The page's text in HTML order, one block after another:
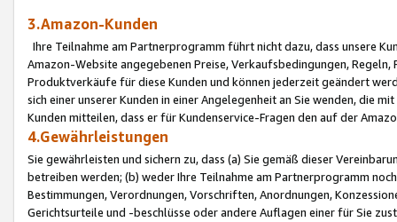
3.Amazon-Kunden
Ihre Teilnahme am Partnerprogramm führt nicht dazu, dass unsere
Amazon-Website angegebenen Preise, Verkaufsbedingungen,
Produktverkäufe für diese Kunden und können jederzeit geändert
sich einer unserer Kunden in einer Angelegenheit an Sie wenden, die
Kunden mitteilen, dass er für Kundenservice-Fragen den auf der
4.Gewährleistungen
Sie gewährleisten und sichern zu, dass (a) Sie gemäß dieser
betreiben werden; (b) weder Ihre Teilnahme am Partnerprogramm
Bestimmungen, Verordnungen, Vorschriften, Anordnungen,
Gerichtsurteile und -beschlüsse oder andere Auflagen einer für Sie